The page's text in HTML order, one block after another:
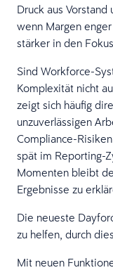
Druck aus
wenn Margen
stärker in den
Sind Workforce-
Komplexität nicht
zeigt sich häufig
unzuverlässigen
Compliance-
spät im Reporting-
Momenten bleibt
Ergebnisse zu
Die neueste
zu helfen, durch
Mit neuen